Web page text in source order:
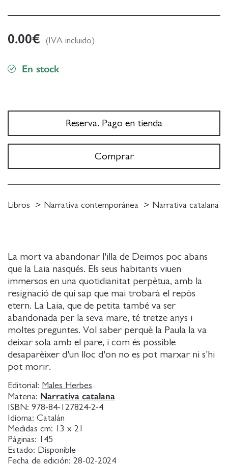
La mort va abandonar l'illa de Deimos poc abans
que la Laia nasqués. Els seus habitants viuen
immersos en una quotidianitat perpètua, amb la
resignació de qui sap que mai trobarà el repòs
etern. La Laia, que de petita també va ser
abandonada per la seva mare, té tretze anys i
moltes preguntes. Vol saber perquè la Paula la va
deixar sola amb el pare, i com és possible
desaparèixer d'un lloc d'on no es pot marxar ni s'hi
pot morir.
Editorial: Males Herbes
Materia: Narrativa catalana
ISBN: 978-84-127824-2-4
Idioma: Catalán
Medidas cm:
13 x 21
Páginas:
145
Estado: Disponible
Fecha de edición: 28-02-2024
0.00€ (IVA incluido)
En stock
Reserva. Pago en tienda
Comprar
Libros Narrativa contemporánea Narrativa catalana